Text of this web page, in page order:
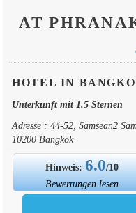
AT
HOTEL IN
Unterkunft mit 1.5 Sternen
Adresse : 44-52, Samsean2
10200 Bangkok
Hinweis:6.0/10
Bewertungen lesen